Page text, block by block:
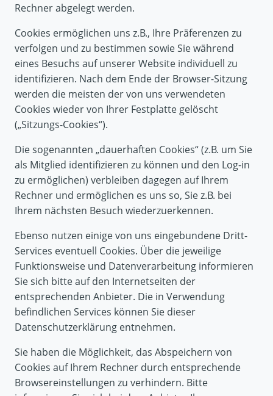
Rechner abgelegt werden.
Cookies ermöglichen uns z.B., Ihre Präferenzen zu
verfolgen und zu bestimmen sowie Sie während
eines Besuchs auf unserer Website individuell zu
identifizieren. Nach dem Ende der Browser-Sitzung
werden die meisten der von uns verwendeten
Cookies wieder von Ihrer Festplatte gelöscht
(„Sitzungs-Cookies“).
Die sogenannten „dauerhaften Cookies“ (z.B. um Sie
als Mitglied identifizieren zu können und den Log-in
zu ermöglichen) verbleiben dagegen auf Ihrem
Rechner und ermöglichen es uns so, Sie z.B. bei
Ihrem nächsten Besuch wiederzuerkennen.
Ebenso nutzen einige von uns eingebundene Dritt-
Services eventuell Cookies. Über die jeweilige
Funktionsweise und Datenverarbeitung informieren
Sie sich bitte auf den Internetseiten der
entsprechenden Anbieter. Die in Verwendung
befindlichen Services können Sie dieser
Datenschutzerklärung entnehmen.
Sie haben die Möglichkeit, das Abspeichern von
Cookies auf Ihrem Rechner durch entsprechende
Browsereinstellungen zu verhindern. Bitte